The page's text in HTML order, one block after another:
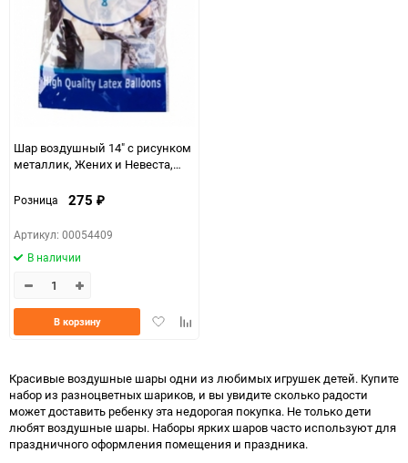
Шар воздушный 14" с рисунком
металлик, Жених и Невеста,
Розница 275 ₽
Артикул: 00054409
В наличии
ДобавитьДобавить
В корзину
Красивые воздушные шары одни из любимых игрушек детей. Купите
набор из разноцветных шариков, и вы увидите сколько радости
может доставить ребенку эта недорогая покупка. Не только дети
любят воздушные шары. Наборы ярких шаров часто используют для
праздничного оформления помещения и праздника.